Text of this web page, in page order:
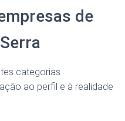
de
categorias
ao perfil e à realidade